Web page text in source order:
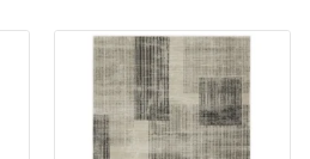
€.
was:
135,00 €.
is:
89,00 €.